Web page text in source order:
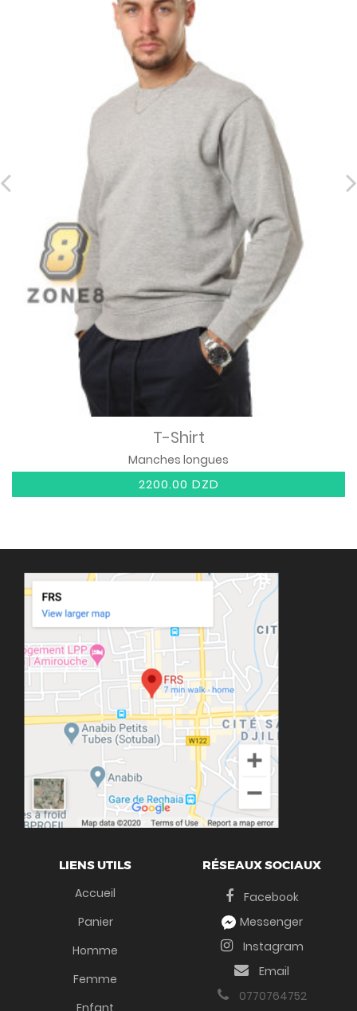
T-Shirt
Manches longues
2200.00 DZD
LIENS UTILS
Accueil
Panier
Homme
Femme
RÉSEAUX SOCIAUX
Facebook
Messenger
Instagram
Email
0770764752